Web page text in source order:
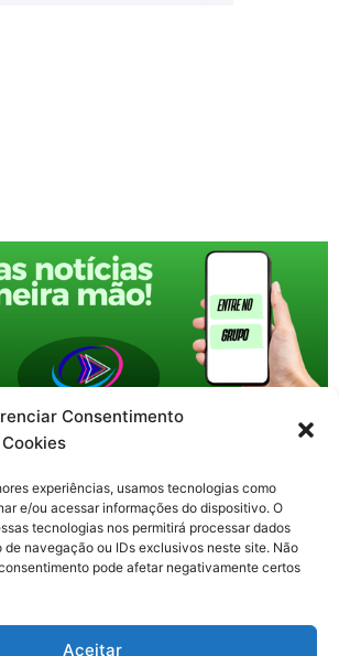
Consentimento
experiências, usamos tecnologias como
e/ou acessar informações do dispositivo. O
tecnologias nos permitirá processar dados
navegação ou IDs exclusivos neste site. Não
pode afetar negativamente certos
Aceitar
Y